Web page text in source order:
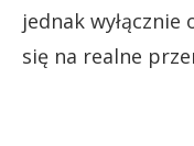
jednak wyłącznie
się na realne